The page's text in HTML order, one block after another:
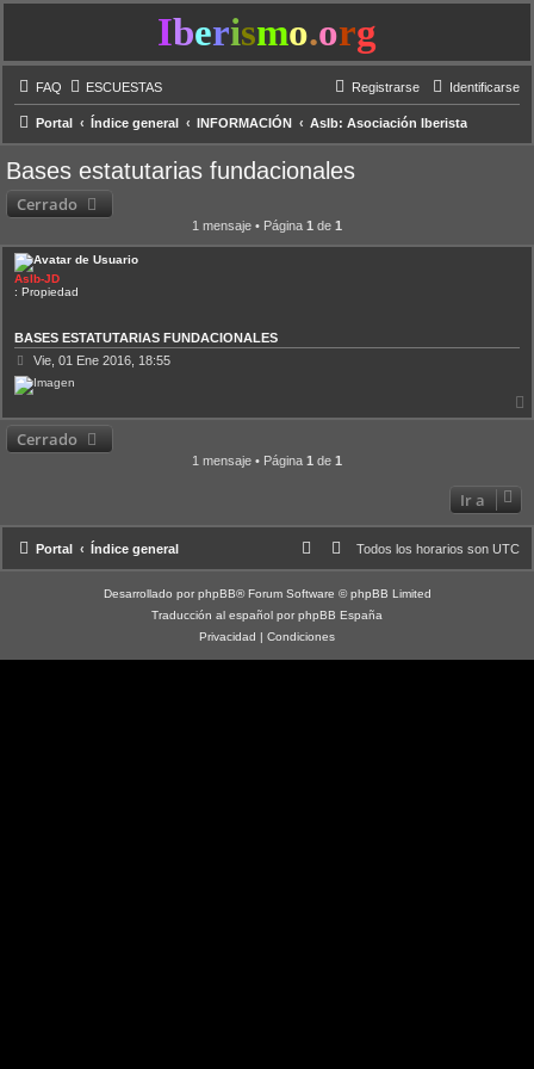
Iberismo.org
FAQ ESCUESTAS Identificarse
Registrarse
Portal Índice general INFORMACIÓN AsIb: Asociación Iberista
Bases estatutarias fundacionales
Cerrado
1 mensaje • Página 1 de 1
AsIb-JD
: Propiedad
BASES ESTATUTARIAS FUNDACIONALES
M
e
n
a
j
Vie, 01 Ene 2016, 18:55
r
Cerrado
1 mensaje • Página 1 de 1
Ir a
Portal Índice general Todos los horarios son UTC
Desarrollado por phpBB® Forum Software © phpBB Limited
Traducción al español por phpBB España
Privacidad | Condiciones